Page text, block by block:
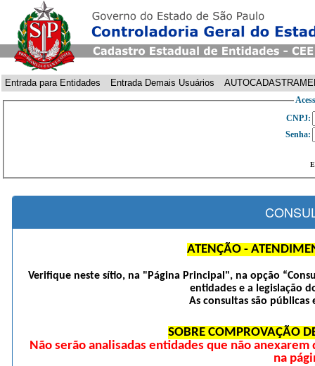
Entrada para Entidades Entrada Demais Usuários
CNPJ:
Senha:
ATENÇÃO -
Verifique neste sítio, na "Página Principal", na opção
entidades e a legislação
As consultas são públicas
SOBRE COMPROVAÇÃO
Não serão analisadas entidades que não
na